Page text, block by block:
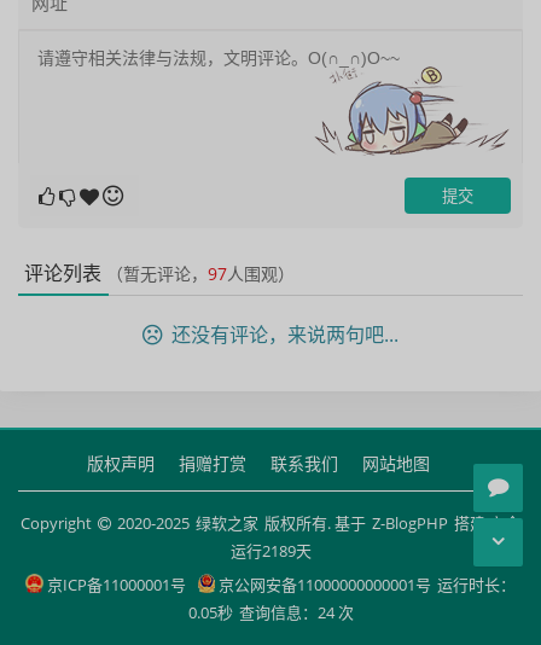
评论列表 （暂无评论， 97人围观）
还没有评论，来说两句吧...
版权声明 捐赠打赏 联系我们 网站地图
Copyright 2020-2025 绿软之家 版权所有. 基于 Z-BlogPHP 搭建 安全
运行2189天
京ICP备11000001号
京公网安备11000000000001号 运行时长：
0.05秒 查询信息：24 次